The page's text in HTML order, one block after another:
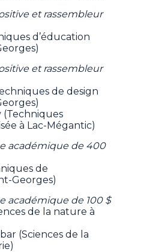
et rassembleur
d’éducation
et rassembleur
de design
(Techniques
à Lac-Mégantic)
académique de 400
de
Georges)
académique de 100 $
de la nature à
(Sciences de la